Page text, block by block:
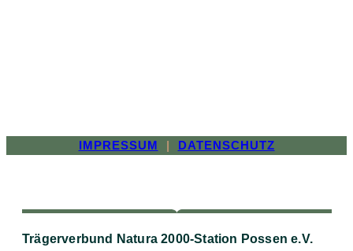
IMPRESSUM | DATENSCHUTZ
Trägerverbund Natura 2000-Station Possen e.V.